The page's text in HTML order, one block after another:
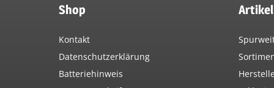
Shop
Kontakt
Datenschutzerklärung
Batteriehinweis